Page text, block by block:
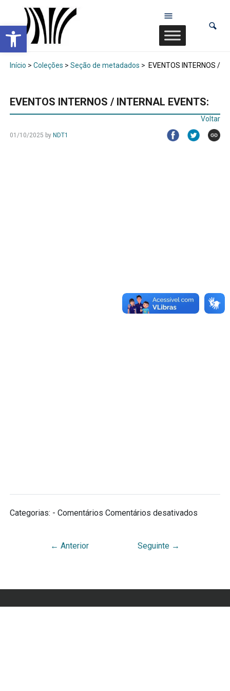
Abrir a barra de ferramentas
Início > Coleções > Seção de metadados > EVENTOS INTERNOS /
EVENTOS INTERNOS / INTERNAL EVENTS:
Voltar
01/10/2025 by NDT1
Categorias: - Comentários Comentários desativados
← Anterior Seguinte →